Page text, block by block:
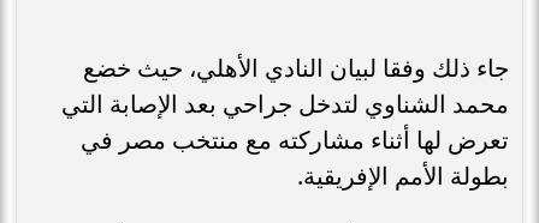
جاء ذلك وفقا لبيان النادي الأهلي، حيث خضع
محمد الشناوي لتدخل جراحي بعد الإصابة التي
تعرض لها أثناء مشاركته مع منتخب مصر في
بطولة الأمم الإفريقية.